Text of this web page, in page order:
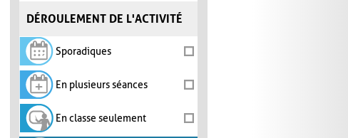
DÉROULEMENT DE L'ACTIVITÉ
Sporadiques
En plusieurs séances
En classe seulement